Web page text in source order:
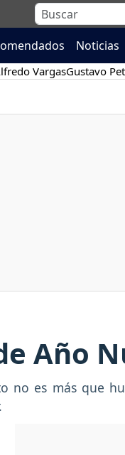
Noticias
VargasGustavo
Año
no es más que